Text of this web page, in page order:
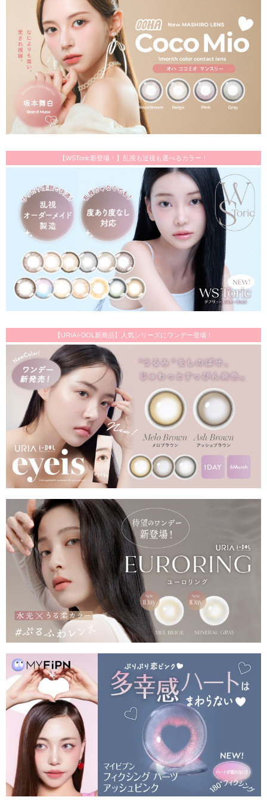
【WSToric新登場！】乱視も近視も選べるカラー！
【URIA i-DOL新商品】人気シリーズにワンデー登場！